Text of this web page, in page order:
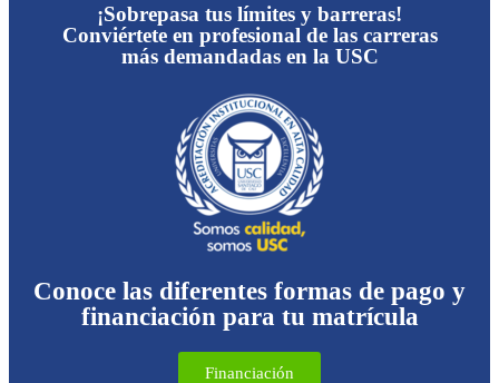
¡Sobrepasa tus límites y barreras!
Conviértete en profesional de las carreras
más demandadas en la USC
Conoce las diferentes formas de pago y
financiación para tu matrícula
Financiación